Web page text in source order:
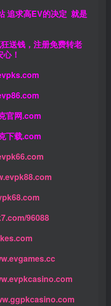
追求高EV的决定 就是
送钱，注册免费转老
！
官网.com
下载.com
96088